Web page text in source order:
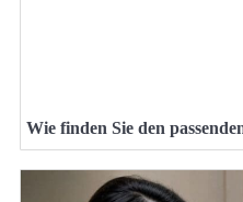
Wie finden Sie den